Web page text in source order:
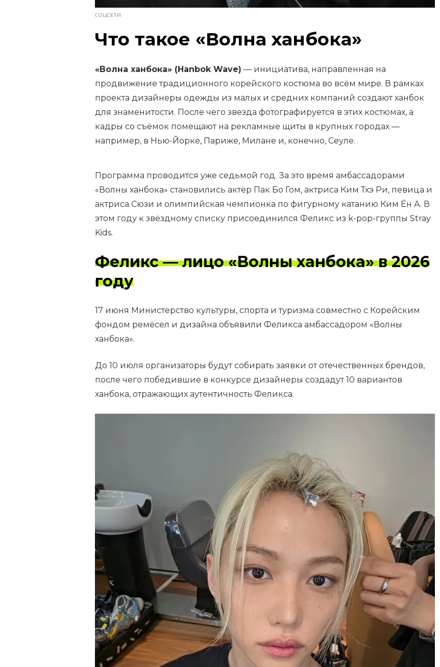
СОЦСЕТИ
Что такое «Волна ханбока»
«Волна ханбока» (Hanbok Wave) — инициатива, направленная на
продвижение традиционного корейского костюма во всём мире. В рамках
проекта дизайнеры одежды из малых и средних компаний создают ханбок
для знаменитости. После чего звезда фотографируется в этих костюмах, а
кадры со съёмок помещают на рекламные щиты в крупных городах —
например, в Нью-Йорке, Париже, Милане и, конечно, Сеуле.
Программа проводится уже седьмой год. За это время амбассадорами
«Волны ханбока» становились актёр Пак Бо Гом, актриса Ким Тхэ Ри, певица и
актриса Сюзи и олимпийская чемпионка по фигурному катанию Ким Ён А. В
этом году к звёздному списку присоединился Феликс из k-pop-группы Stray
Kids.
Феликс — лицо «Волны ханбока» в 2026
году
17 июня Министерство культуры, спорта и туризма совместно с Корейским
фондом ремёсел и дизайна объявили Феликса амбассадором «Волны
ханбока».
До 10 июля организаторы будут собирать заявки от отечественных брендов,
после чего победившие в конкурсе дизайнеры создадут 10 вариантов
ханбока, отражающих аутентичность Феликса.